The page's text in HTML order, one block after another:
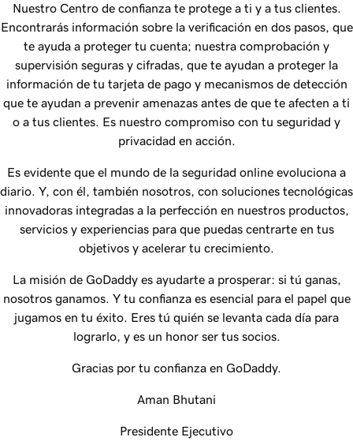
Nuestro Centro de confianza te protege a ti y a tus clientes.
Encontrarás información sobre la verificación en dos pasos, que
te ayuda a proteger tu cuenta; nuestra comprobación y
supervisión seguras y cifradas, que te ayudan a proteger la
información de tu tarjeta de pago y mecanismos de detección
que te ayudan a prevenir amenazas antes de que te afecten a ti
o a tus clientes. Es nuestro compromiso con tu seguridad y
privacidad en acción.
Es evidente que el mundo de la seguridad online evoluciona a
diario. Y, con él, también nosotros, con soluciones tecnológicas
innovadoras integradas a la perfección en nuestros productos,
servicios y experiencias para que puedas centrarte en tus
objetivos y acelerar tu crecimiento.
La misión de GoDaddyes ayudarte a prosperar: si tú ganas,
nosotros ganamos. Y tu confianza es esencial para el papel que
jugamos en tu éxito. Eres tú quién se levanta cada día para
lograrlo, y es un honor ser tus socios.
Gracias por tu confianza en GoDaddy.
Aman Bhutani
Presidente Ejecutivo